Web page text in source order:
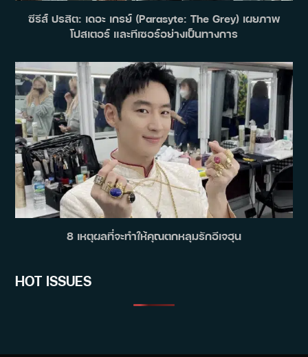
ซีรีส์ ปรสิต: เดอะ เกรย์ (Parasyte: The Grey) เผยภาพ
โปสเตอร์ และทีเซอร์อย่างเป็นทางการ
8 เหตุผลที่จะทำให้คุณตกหลุมรักอีเจฮุน
HOT ISSUES